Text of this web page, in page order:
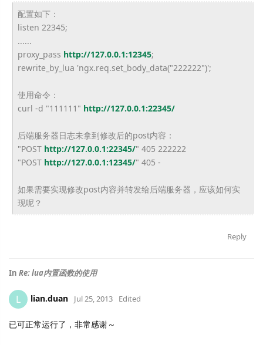
配置如下：
listen 22345;
......
proxy_pass http://127.0.0.1:12345;
rewrite_by_lua 'ngx.req.set_body_data("222222")';
使用命令：
curl -d "111111" http://127.0.0.1:22345/
后端服务器日志未拿到修改后的post内容：
"POST http://127.0.0.1:22345/" 405 222222
"POST http://127.0.0.1:12345/" 405 -
如果需要实现修改post内容并转发给后端服务器，应该如何实
现呢？
Reply
In Re: lua内置函数的使用
L lian.duan Jul 25, 2013 Edited
已可正常运行了，非常感谢～